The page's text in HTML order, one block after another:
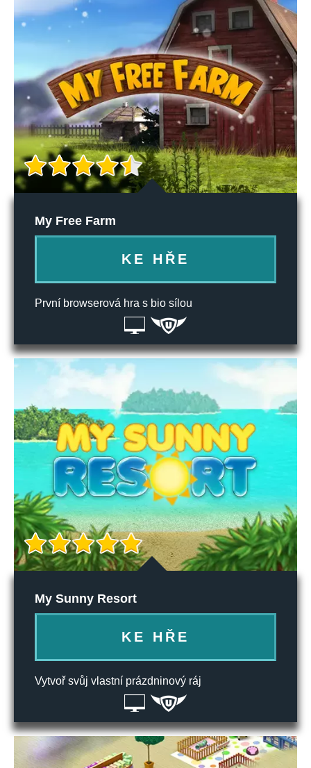
My Free Farm
KE HŘE
První browserová hra s bio sílou
My Sunny Resort
KE HŘE
Vytvoř svůj vlastní prázdninový ráj